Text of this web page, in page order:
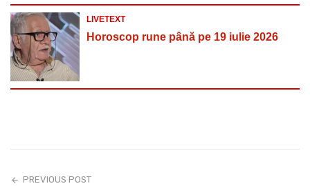
LIVETEXT
Horoscop rune până pe 19 iulie 2026
PREVIOUS POST